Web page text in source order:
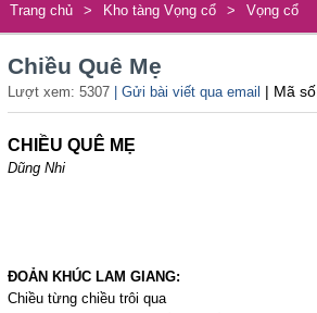
Trang chủ > Kho tàng Vọng cổ > Vọng cổ
Chiều Quê Mẹ
Lượt xem: 5307 | Gửi bài viết qua email | Mã
CHIỀU QUÊ MẸ
Dũng Nhi
ĐOẢN KHÚC LAM GIANG:
Chiều từng chiều trôi qua